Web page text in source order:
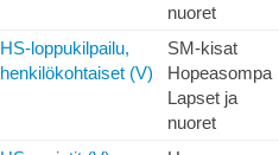
nuoret
HS-loppukilpailu,
henkilökohtaiset (V)
SM-kisat
Hopeasompa
Lapset ja
nuoret